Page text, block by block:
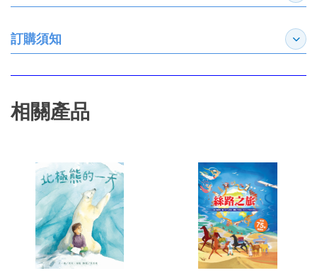
訂購須知 展開
相關產品